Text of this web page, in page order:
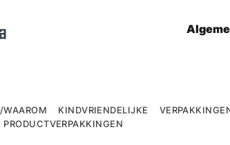
/WAAROM KINDVRIENDELIJKE
PRODUCTVERPAKKINGEN